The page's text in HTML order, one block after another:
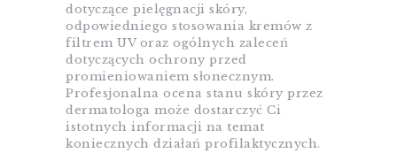
dotyczące pielęgnacji skóry,
odpowiedniego stosowania kremów z
filtrem UV oraz ogólnych zaleceń
dotyczących ochrony przed
promieniowaniem słonecznym.
Profesjonalna ocena stanu skóry przez
dermatologa może dostarczyć Ci
istotnych informacji na temat
koniecznych działań profilaktycznych.